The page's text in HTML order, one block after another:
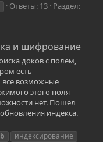
Ответы: 13 Раздел:
и шифрование
доков с полем,
есть
все возможные
этого поля
нет. Пошел
индекса.
индексирование